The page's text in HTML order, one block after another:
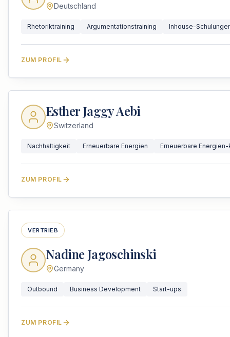
Deutschland
Rhetoriktraining Argumentationstraining Inhouse-
ZUM PROFIL
Esther Jaggy Aebi
Switzerland
Nachhaltigkeit Erneuerbare Energien Erneuerbare
ZUM PROFIL
VERTRIEB
Nadine Jagoschinski
Germany
Outbound Business Development Start-ups
ZUM PROFIL